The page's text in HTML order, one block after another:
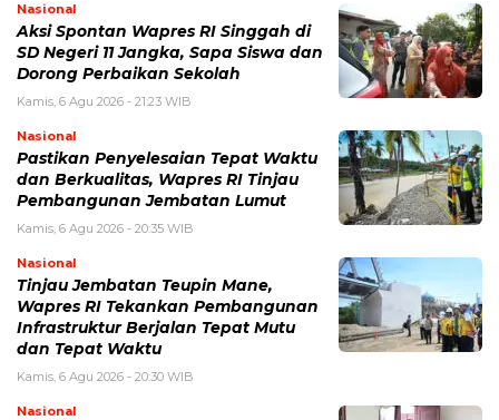
Nasional
Aksi Spontan Wapres RI Singgah di
SD Negeri 11 Jangka, Sapa Siswa dan
Dorong Perbaikan Sekolah
Kamis, 6 Agu 2026 - 21:23 WIB
Nasional
Pastikan Penyelesaian Tepat Waktu
dan Berkualitas, Wapres RI Tinjau
Pembangunan Jembatan Lumut
Kamis, 6 Agu 2026 - 20:35 WIB
Nasional
Tinjau Jembatan Teupin Mane,
Wapres RI Tekankan Pembangunan
Infrastruktur Berjalan Tepat Mutu
dan Tepat Waktu
Kamis, 6 Agu 2026 - 20:30 WIB
Nasional